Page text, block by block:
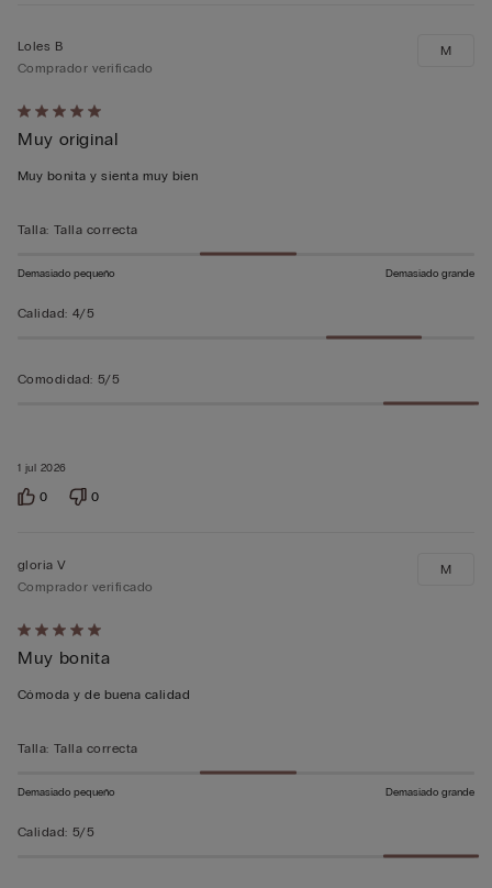
Calificación
de
5
5
1 jul 2026
Loles B
Comprador verificado
Muy original
Muy bonita y sienta muy bien
M
Talla: Talla correcta
Demasiado pequeño Demasiado grande
Calidad: 4/5
Comodidad: 5/5
0 0
Calificación
de
5
5
gloria V
Comprador verificado
Muy bonita
Cómoda y de buena calidad
M
Talla: Talla correcta
Demasiado pequeño Demasiado grande
Calidad: 5/5